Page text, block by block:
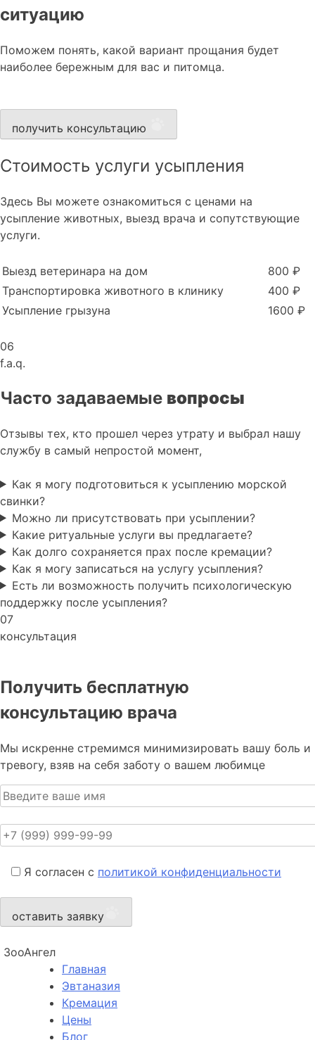
ситуацию
Поможем понять, какой вариант прощания будет
наиболее бережным для вас и питомца.
получить консультацию
Стоимость услуги усыпления
Здесь Вы можете ознакомиться с ценами на
усыпление животных, выезд врача и сопутствующие
услуги.
Выезд ветеринара на дом
800 ₽
Транспортировка животного в клинику
400 ₽
Усыпление грызуна
1600 ₽
06
f.a.q.
Часто задаваемые вопросы
Отзывы тех, кто прошел через утрату и выбрал нашу
службу в самый непростой момент,
Как я могу подготовиться к усыплению морской
свинки?
Можно ли присутствовать при усыплении?
Какие ритуальные услуги вы предлагаете?
Как долго сохраняется прах после кремации?
Как я могу записаться на услугу усыпления?
Есть ли возможность получить психологическую
поддержку после усыпления?
07
консультация
Получить бесплатную
консультацию врача
Мы искренне стремимся минимизировать вашу боль и
тревогу, взяв на себя заботу о вашем любимце
Я согласен с политикой конфиденциальности
оставить заявку
ЗооАнгел
Главная
Эвтаназия
Кремация
Цены
Блог